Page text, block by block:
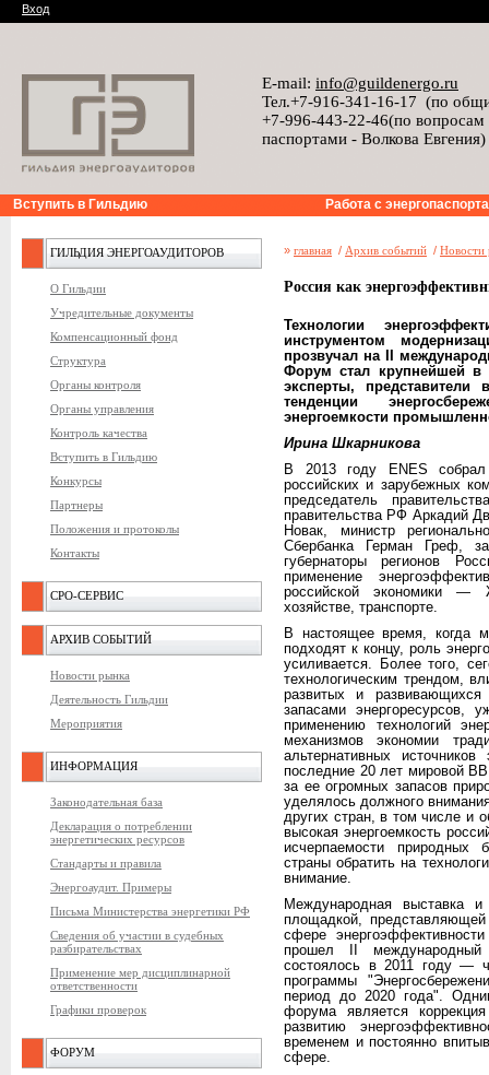
Вход
E-mail: info@guildenergo.ru
Тел.+7-916-341-16-17 (по
+7-996-443-22-46(по
паспортами - Волкова Евгения)
Вступить в Гильдию Работа с
ГИЛЬДИЯ ЭНЕРГОАУДИТОРОВ
О Гильдии
Учредительные документы
Компенсационный фонд
Структура
Органы контроля
Органы управления
Контроль качества
Вступить в Гильдию
Конкурсы
Партнеры
Положения и протоколы
Контакты
СРО-СЕРВИС
АРХИВ СОБЫТИЙ
Новости рынка
Деятельность Гильдии
Мероприятия
ИНФОРМАЦИЯ
Законодательная база
Декларация о потреблении
энергетических ресурсов
Стандарты и правила
Энергоаудит. Примеры
Письма Министерства энергетики РФ
Сведения об участии в судебных
разбирательствах
Применение мер дисциплинарной
ответственности
Графики проверок
ФОРУМ
» главная / Архив событий / Новости
Россия как
Технологии
инструментом
прозвучал на II
Форум стал крупнейшей в
эксперты,
тенденции
энергоемкости
Ирина Шкарникова
В 2013 году ENES
российских и зарубежных
председатель
правительства РФ Аркадий
Новак, министр
Сбербанка Герман Греф,
губернаторы регионов
применение
российской экономики —
хозяйстве, транспорте.
В настоящее время, когда
подходят к концу, роль
усиливается. Более того,
технологическим трендом,
развитых и
запасами энергоресурсов,
применению технологий
механизмов экономии
альтернативных
последние 20 лет мировой
за ее огромных запасов
уделялось должного
других стран, в том числе и
высокая энергоемкость
исчерпаемости природных
страны обратить на
внимание.
Международная выставка
площадкой,
сфере
прошел II
состоялось в 2011 году —
программы
период до 2020 года".
форума является
развитию
временем и постоянно
сфере.